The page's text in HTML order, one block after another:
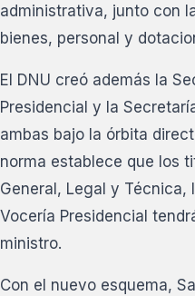
administrativa, junto con
bienes, personal y
El DNU creó además la
Presidencial y la
ambas bajo la órbita
norma establece que los
General, Legal y Técnica,
Vocería Presidencial
ministro.
Con el nuevo esquema,